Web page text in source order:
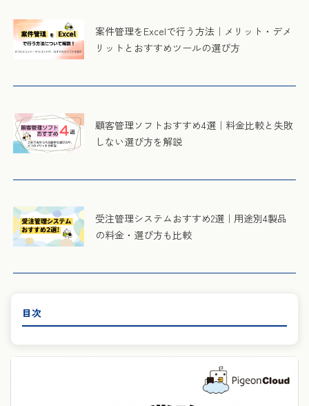
案件管理をExcelで行う方法｜メリット・デメ
リットとおすすめツールの選び方
顧客管理ソフトおすすめ4選｜料金比較と失敗
しない選び方を解説
受注管理システムおすすめ2選｜用途別4製品
の料金・選び方も比較
目次